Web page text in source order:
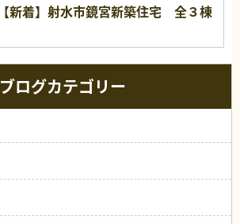
【新着】射水市鏡宮新築住宅 全３棟
ブログカテゴリー